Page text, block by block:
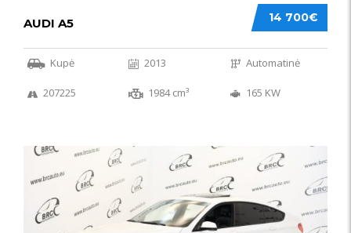
14 700€
AUDI A5
Kupė 2013 Automatinė
207225 1984 cm³ 165 KW